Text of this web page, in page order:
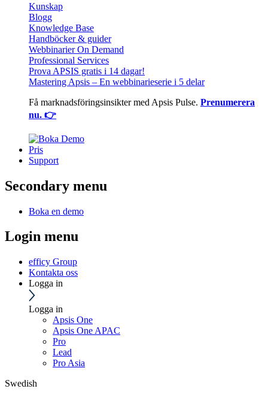
Kunskap
Blogg
Knowledge Base
Handböcker & guider
Webbinarier On Demand
Professional Services
Prova APSIS gratis i 14 dagar!
Mastering Apsis – En webbinarieserie i 5 delar
Få marknadsföringsinsikter med Apsis Pulse. Prenumerera
nu. 👉
Pris
Support
Secondary menu
Boka en demo
Login menu
efficy Group
Kontakta oss
Logga in
Logga in
Apsis One
Apsis One APAC
Pro
Lead
Pro Asia
Swedish